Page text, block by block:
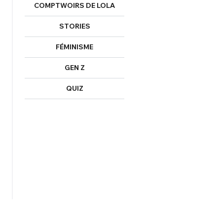
COMPTWOIRS DE LOLA
STORIES
FÉMINISME
GEN Z
QUIZ